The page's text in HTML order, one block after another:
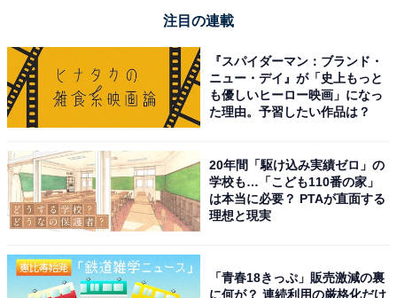
こちらもおすすめ
注目の連載
『スパイダーマン：ブランド・
ニュー・デイ』が「史上もっと
も優しいヒーロー映画」になっ
た理由。予習したい作品は？
20年間「駆け込み実績ゼロ」の
学校も…「こども110番の家」
は本当に必要？ PTAが直面する
理想と現実
「青春18きっぷ」販売激減の裏
に何が？ 連続利用の厳格化だけ